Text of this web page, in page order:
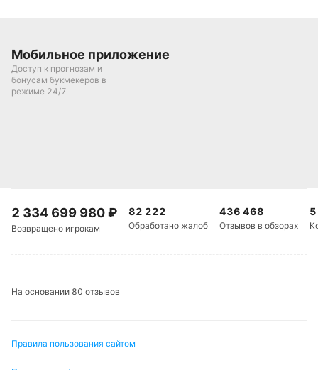
Мобильное приложение
Доступ к прогнозам и
бонусам букмекеров в
режиме 24/7
2 334 699 980₽
Возвращено игрокам
82 222
Обработано жалоб
436 468
Отзывов в обзорах
На основании 80 отзывов
Правила пользования сайтом